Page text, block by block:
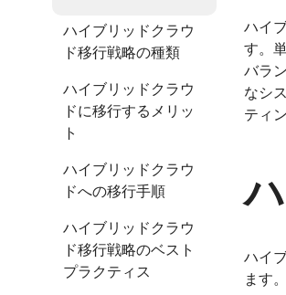
ハイブリッドクラウ
ド移行戦略の種類
ハイブリッドクラウ
ドに移行するメリッ
ト
ハイブリッドクラウ
ドへの移行手順
ハイブリッドクラウ
ド移行戦略のベスト
プラクティス
ハイ
す。
バラ
なシ
ティ
ハイ
ます。